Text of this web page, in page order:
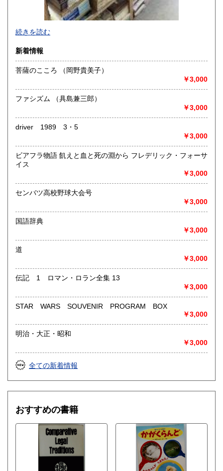
-
沿線名：-
最寄駅：-
営業時間：-
定休日：-
書籍の買取について
取り扱い分野
総記、哲学宗教、歴史、社会科学、自然科学、美術工芸、国
語国文、外国文学、古典籍、近代文献、趣味、外国書、サブ
カルチャー、古書一般（その他）
書籍全般
続きを読む
新着情報
菩薩のこころ （岡野貴美子）
￥3,000
ファシズム （具島兼三郎）
￥3,000
driver 1989 3・5
￥3,000
ビアフラ物語 飢えと血と死の淵から フレデリック・フォーサ
イス
￥3,000
センバツ高校野球大会号
￥3,000
国語辞典
￥3,000
道
￥3,000
伝記 1 ロマン・ロラン全集 13
￥3,000
STAR WARS SOUVENIR PROGRAM BOX
￥3,000
明治・大正・昭和
￥3,000
全ての新着情報
おすすめの書籍